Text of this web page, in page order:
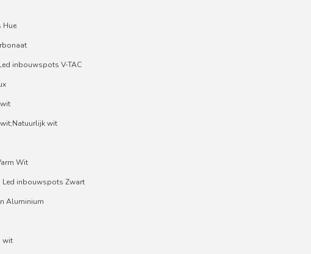
Hue
inbouwspots V-TAC
wit
Wit
Led inbouwspots Zwart
Aluminium
wit